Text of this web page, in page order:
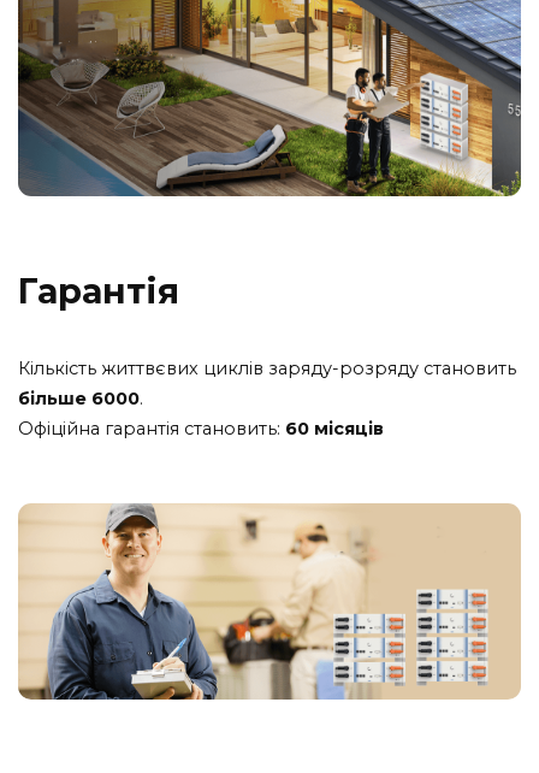
Гарантія
Кількість життвєвих циклів заряду-розряду становить
більше 6000.
Офіційна гарантія становить: 60 місяців